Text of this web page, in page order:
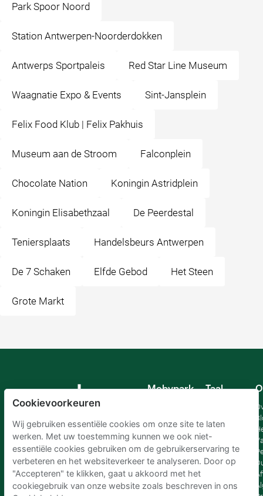
Park Spoor Noord
Station Antwerpen-Noorderdokken
Antwerps Sportpaleis Red Star Line Museum
Waagnatie Expo & Events Sint-Jansplein
Felix Food Klub | Felix Pakhuis
Museum aan de Stroom Falconplein
Chocolate Nation Koningin Astridplein
Koningin Elisabethzaal De Peerdestal
Teniersplaats Handelsbeurs Antwerpen
De 7 Schaken Elfde Gebod Het Steen
Grote Markt
Mobypark
Taal
Spaans
Frankrijk
Italiaans
Nederlands
Cookievoorkeuren
Wij gebruiken essentiële cookies om onze site te laten
werken. Met uw toestemming kunnen we ook niet-
essentiële cookies gebruiken om de gebruikerservaring te
verbeteren en het websiteverkeer te analyseren. Door op
"Accepteren" te klikken, gaat u akkoord met het
cookiegebruik van onze website zoals beschreven in ons